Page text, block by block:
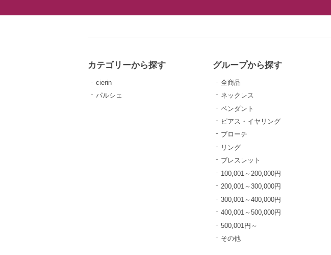
カテゴリーから探す
cierin
パルシェ
グループから探す
全商品
ネックレス
ペンダント
ピアス・イヤリング
ブローチ
リング
ブレスレット
100,001～200,000円
200,001～300,000円
300,001～400,000円
400,001～500,000円
500,001円～
その他